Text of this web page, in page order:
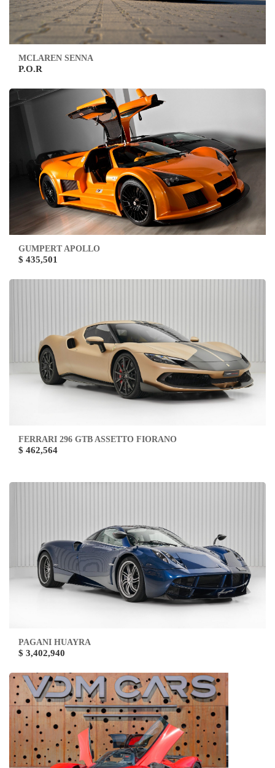
MCLAREN SENNA
P.O.R
GUMPERT APOLLO
$ 435,501
FERRARI 296 GTB ASSETTO FIORANO
$ 462,564
PAGANI HUAYRA
$ 3,402,940